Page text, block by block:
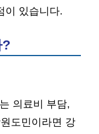
이 있습니다.
?
의료비 부담,
도민이라면 강